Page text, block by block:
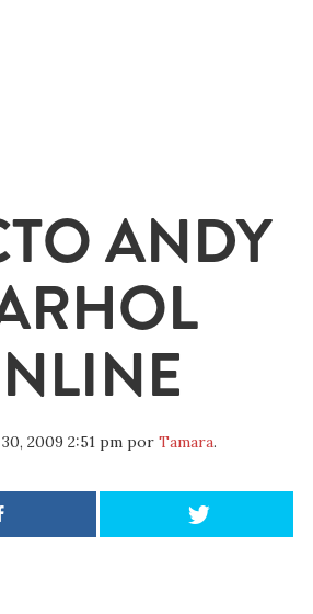
ANDY
2009 2:51 pmpor Tamara.